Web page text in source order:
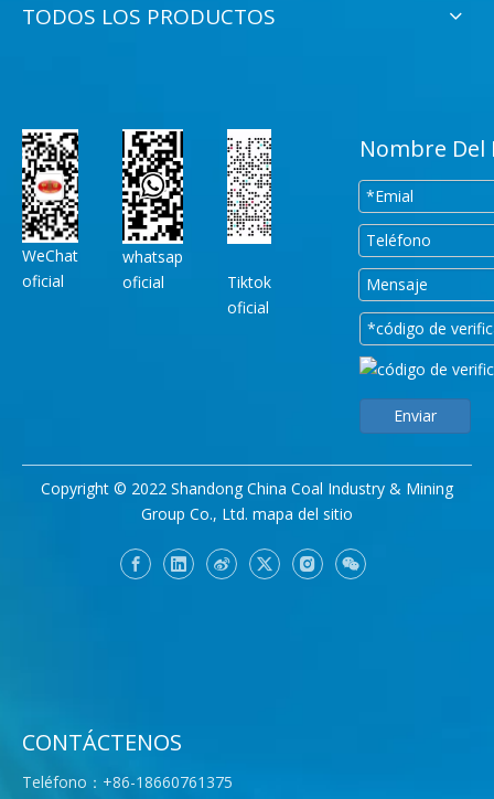
TODOS LOS PRODUCTOS
WeChat
oficial
whatsap
oficial
Tiktok
oficial
Nombre
Enviar
Copyright © 2022 Shandong China Coal Industry & Mining
Group Co., Ltd. mapa del sitio
CONTÁCTENOS
Teléfono：+86-18660761375